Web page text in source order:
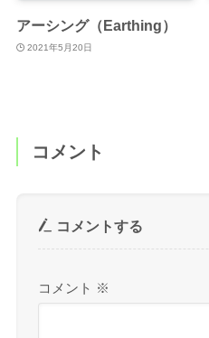
アーシング（Earthing）
2021年5月20日
コメント
コメントする
コメント ※